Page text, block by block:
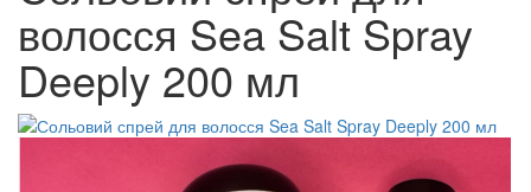
волосся Sea Salt Spray
Deeply 200 мл